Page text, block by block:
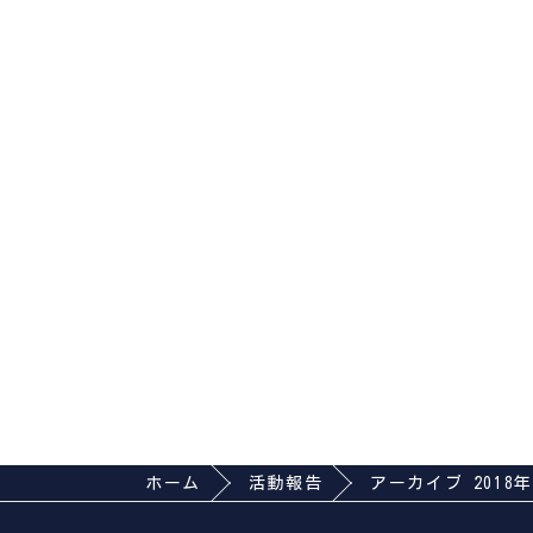
ホーム 活動報告 アーカイブ 2018